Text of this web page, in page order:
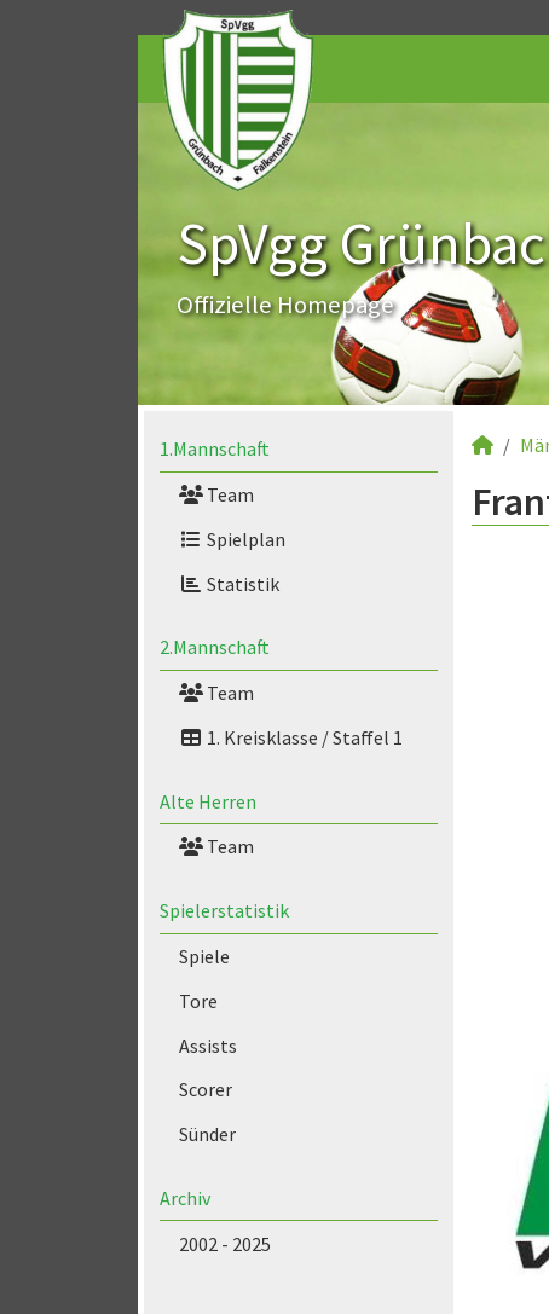
SpVgg
Offizielle Homepage
1.Mannschaft
Team
Spielplan
Statistik
2.Mannschaft
Team
1. Kreisklasse / Staffel 1
Alte Herren
Team
Spielerstatistik
Spiele
Tore
Assists
Scorer
Sünder
Archiv
2002 - 2025